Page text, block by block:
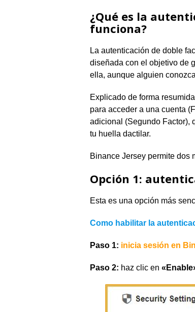
¿Qué es la
funciona?
La autenticación de doble
diseñada con el objetivo de
ella, aunque alguien
Explicado de forma
para acceder a una cuenta
adicional (Segundo Factor),
tu huella dactilar.
Binance Jersey permite dos
Opción 1:
Esta es una opción más
Como habilitar la
Paso 1: inicia sesión en
Paso 2: haz clic en